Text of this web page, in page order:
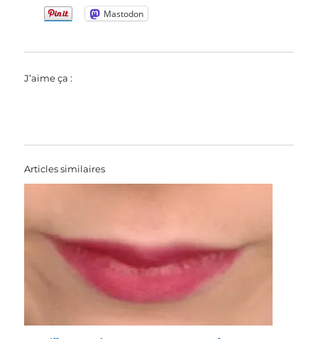
Mastodon
J’aime ça :
Articles similaires